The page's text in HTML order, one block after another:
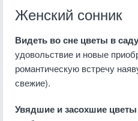
Женский сонник
Видеть во сне цветы в саду
удовольствие и новые
романтическую встречу
свежие).
Увядшие и засохшие цветы